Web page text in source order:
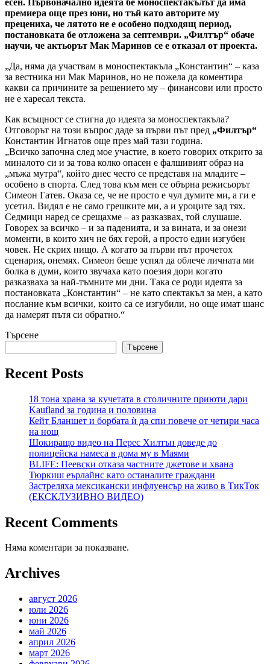
премиера още през юни, но тъй като авторите му
прецениха, че лятото не е особено подходящ период,
постановката бе отложена за септември. „Филтър“ обаче
научи, че актьорът Мак Маринов се е отказал от проекта.
„Да, няма да участвам в моноспектакъла „Константин“ – каза
за вестника ни Мак Маринов, но не пожела да коментира
какви са причините за решението му – финансови или просто
не е харесал текста.
Как всъщност се стигна до идеята за моноспектакъла?
Отговорът на този въпрос даде за първи път пред „Филтър“
Константин Игнатов още през май тази година.
„Всичко започна след мое участие, в което говорих открито за
миналото си и за това колко опасен е фалшивият образ на
„мъжа мутра“, който днес често се представя на младите –
особено в спорта. След това към мен се обърна режисьорът
Симеон Гатев. Оказа се, че не просто е чул думите ми, а ги е
усетил. Видял е не само грешките ми, а и уроците зад тях.
Седмици наред се срещахме – аз разказвах, той слушаше.
Говорех за всичко – и за паденията, и за вината, и за онези
моменти, в които хич не бях герой, а просто един изгубен
човек. Не скрих нищо. А когато за първи път прочетох
сценария, онемях. Симеон беше успял да облече личната ми
болка в думи, които звучаха като поезия дори когато
разказваха за най-тъмните ми дни. Така се роди идеята за
постановката „Константин“ – не като спектакъл за мен, а като
послание към всички, които са се изгубили, но още имат шанс
да намерят пътя си обратно.“
Търсене
Търсене
Recent Posts
18 тона храна за кучетата в столичните приюти дари
Kaufland за година и половина
Кейт Бланшет и борбата ѝ да спи повече от четири часа
на нощ
Шокиращо видео на Перес Хилтън доведе до
полицейска намеса в дома му в Маями
BLIFE: Пеевски отказа частните джетове и хвана
Тюркиш еърлайнс като останалите граждани
Застреляха мексикански инфлуенсър на живо в ТикТок
(ЕКСКЛУЗИВНО ВИДЕО)
Recent Comments
Няма коментари за показване.
Archives
август 2026
юли 2026
юни 2026
май 2026
април 2026
март 2026